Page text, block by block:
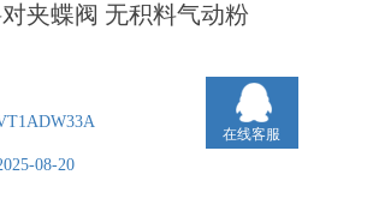
夹蝶阀 无积料气动粉
08-20
在线客服